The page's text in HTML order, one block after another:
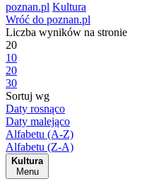
poznan.pl Kultura
Wróć do poznan.pl
Liczba wyników na stronie
20
10
20
30
Sortuj wg
Daty rosnąco
Daty malejąco
Alfabetu (A-Z)
Alfabetu (Z-A)
Kultura
Menu